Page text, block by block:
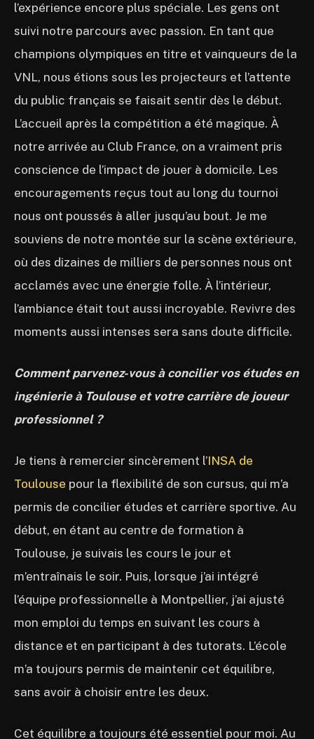
l’expérience encore plus spéciale. Les gens ont
suivi notre parcours avec passion. En tant que
champions olympiques en titre et vainqueurs de la
VNL, nous étions sous les projecteurs et l’attente
du public français se faisait sentir dès le début.
L’accueil après la compétition a été magique. À
notre arrivée au Club France, on a vraiment pris
conscience de l’impact de jouer à domicile. Les
encouragements reçus tout au long du tournoi
nous ont poussés à aller jusqu’au bout. Je me
souviens de notre montée sur la scène extérieure,
où des dizaines de milliers de personnes nous ont
acclamés avec une énergie folle. À l’intérieur,
l’ambiance était tout aussi incroyable. Revivre des
moments aussi intenses sera sans doute difficile.
Comment parvenez-vous à concilier vos études en
ingénierie à Toulouse et votre carrière de joueur
professionnel ?
Je tiens à remercier sincèrement l’INSA de
Toulouse pour la flexibilité de son cursus, qui m’a
permis de concilier études et carrière sportive. Au
début, en étant au centre de formation à
Toulouse, je suivais les cours le jour et
m’entraînais le soir. Puis, lorsque j’ai intégré
l’équipe professionnelle à Montpellier, j’ai ajusté
mon emploi du temps en suivant les cours à
distance et en participant à des tutorats. L’école
m’a toujours permis de maintenir cet équilibre,
sans avoir à choisir entre les deux.
Cet équilibre a toujours été essentiel pour moi. Au